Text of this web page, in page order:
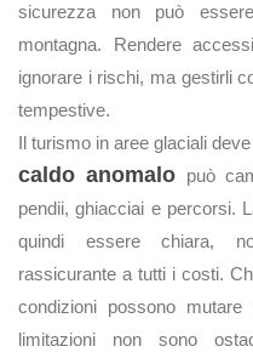
sicurezza non può
montagna. Rendere
ignorare i rischi, ma gestirli
tempestive.
Il turismo in aree glaciali
caldo anomalo può
pendii, ghiacciai e percorsi.
quindi essere chiara,
rassicurante a tutti i costi.
condizioni possono
limitazioni non sono